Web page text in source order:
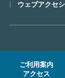
ご利用案内
アクセス
コンセプト
沿革
FACEアーカ
ウェブアクセ